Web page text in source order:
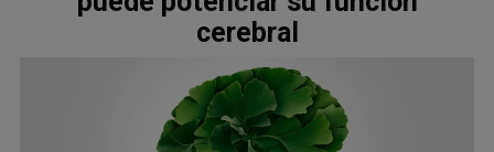
cerebral